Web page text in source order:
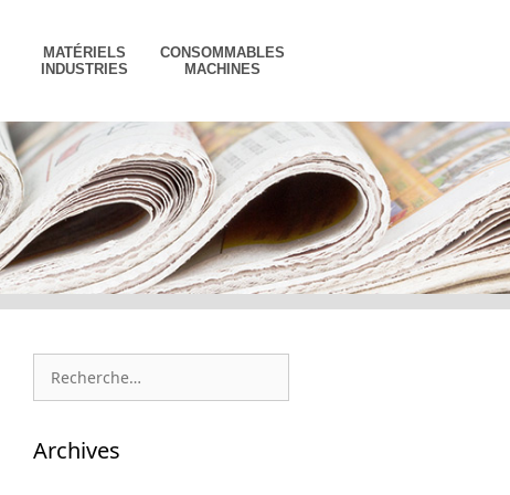
MATÉRIELS
INDUSTRIES
CONSOMMABLES
MACHINES
Archives